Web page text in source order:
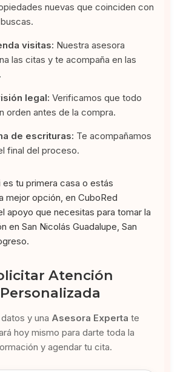
nuevas que coinciden con
visitas: Nuestra asesora
las citas y te acompaña en las
legal: Verificamos que todo
orden antes de la compra.
de escrituras: Te acompañamos
final del proceso.
es tu primera casa o estás
mejor opción, en CuboRed
apoyo que necesitas para tomar la
en San Nicolás Guadalupe, San
Atención
Personalizada
y una Asesora Experta te
hoy mismo para darte toda la
y agendar tu cita.